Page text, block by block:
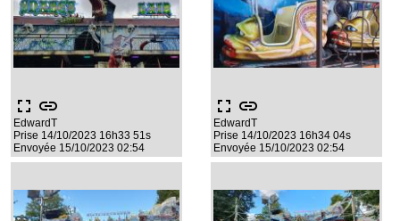
fullscreen link
EdwardT
Prise 14/10/2023 16h33 51s
Envoyée 15/10/2023 02:54
fullscreen link
EdwardT
Prise 14/10/2023 16h34 04s
Envoyée 15/10/2023 02:54